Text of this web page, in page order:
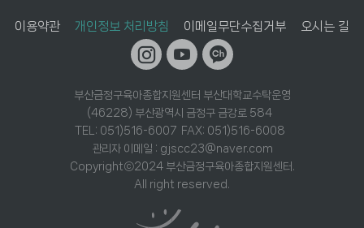
이용약관 개인정보 처리방침 이메일무단수집거부 오시는 길
부산금정구육아종합지원센터 부산대학교수탁운영
(46228) 부산광역시 금정구 금강로 584
TEL: 051)516-6007 FAX: 051)516-6008
관리자 이메일 : gjscc23@naver.com
Copyrightⓒ2024 부산금정구육아종합지원센터.
All right reserved.